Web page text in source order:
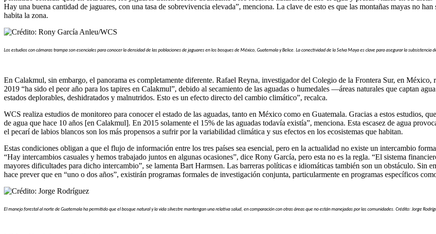
Hay una buena cantidad de jaguares, con una tasa de sobrevivencia elevada”, menciona. La clave de esto es que las montañas mayas no
habita la zona.
Los estudios con cámaras trampa son esenciales para conocer la densidad de las poblaciones de jaguares en los bosques de México, Guatemala y Belice. La conectividad de la Selva Maya es clave para asegurar la subsistencia
En Calakmul, sin embargo, el panorama es completamente diferente. Rafael Reyna, investigador del Colegio de la Frontera Sur, en
2019 “ha sido el peor año para los tapires en Calakmul”, debido al secamiento de las aguadas o humedales —áreas naturales que captan
estados deplorables, deshidratados y malnutridos. Esto es un efecto directo del cambio climático”, recalca.
WCS realiza estudios de monitoreo para conocer el estado de las aguadas, tanto en México como en Guatemala. Gracias a estos estudios,
de agua que hace 10 años [en Calakmul]. En 2015 solamente el 15% de las aguadas todavía existía”, menciona. Esta escasez de agua
el pecarí de labios blancos son los más propensos a sufrir por la variabilidad climática y sus efectos en los ecosistemas que habitan.
Estas condiciones obligan a que el flujo de información entre los tres países sea esencial, pero en la actualidad no existe un intercambio
“Hay intercambios casuales y hemos trabajado juntos en algunas ocasiones”, dice Rony García, pero esta no es la regla. “El sistema
mayores dificultades para dicho intercambio”, se lamenta Bart Harmsen. Las barreras políticas e idiomáticas también son un obstáculo. Sin
hace prever que en “uno o dos años”, existirán programas formales de investigación conjunta, particularmente en programas específicos
El manejo forestal al norte de Guatemala ha permitido que el bosque natural y la vida silvestre mantengan una relativa salud, en comparación con otras áreas que no están manejadas por las comunidades. Crédito: Jorge